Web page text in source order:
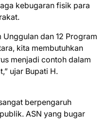
kebugaran fisik para
Unggulan dan 12 Program
kita membutuhkan
menjadi contoh dalam
ujar Bupati H.
berpengaruh
ASN yang bugar